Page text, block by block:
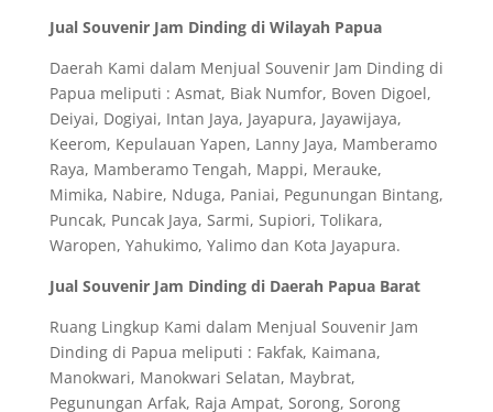
Jual Souvenir Jam Dinding di Wilayah Papua
Daerah Kami dalam Menjual Souvenir Jam Dinding di
Papua meliputi : Asmat, Biak Numfor, Boven Digoel,
Deiyai, Dogiyai, Intan Jaya, Jayapura, Jayawijaya,
Keerom, Kepulauan Yapen, Lanny Jaya, Mamberamo
Raya, Mamberamo Tengah, Mappi, Merauke,
Mimika, Nabire, Nduga, Paniai, Pegunungan Bintang,
Puncak, Puncak Jaya, Sarmi, Supiori, Tolikara,
Waropen, Yahukimo, Yalimo dan Kota Jayapura.
Jual Souvenir Jam Dinding di Daerah Papua Barat
Ruang Lingkup Kami dalam Menjual Souvenir Jam
Dinding di Papua meliputi : Fakfak, Kaimana,
Manokwari, Manokwari Selatan, Maybrat,
Pegunungan Arfak, Raja Ampat, Sorong, Sorong